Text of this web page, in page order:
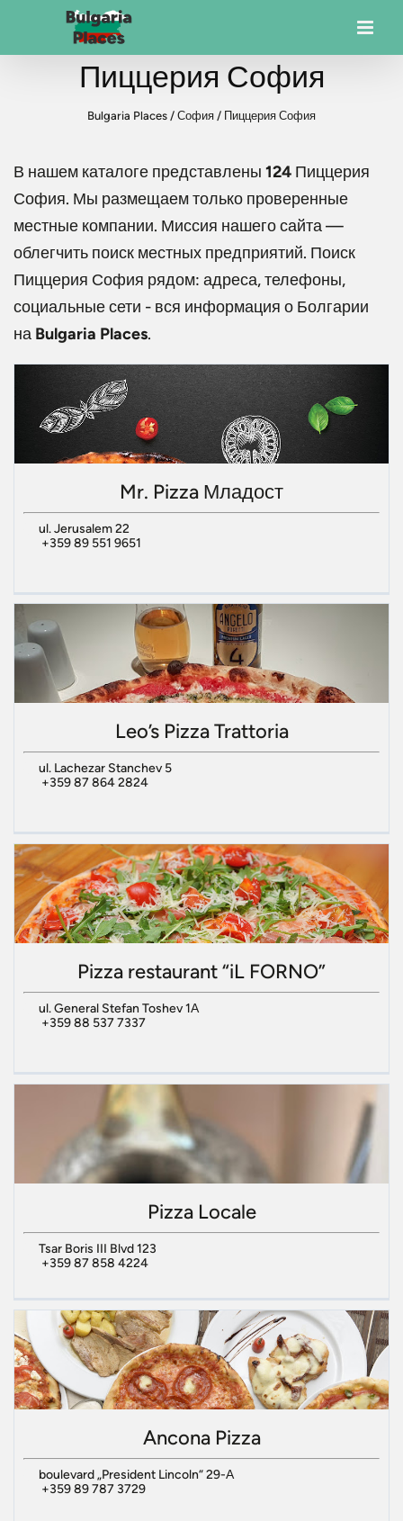
Пиццерия София
Bulgaria Places / София / Пиццерия София
В нашем каталоге представлены 124 Пиццерия
София. Мы размещаем только проверенные
местные компании. Миссия нашего сайта —
облегчить поиск местных предприятий. Поиск
Пиццерия София рядом: адреса, телефоны,
социальные сети - вся информация о Болгарии
на Bulgaria Places.
Mr. Pizza Младост
ul. Jerusalem 22
+359 89 551 9651
Leo’s Pizza Trattoria
ul. Lachezar Stanchev 5
+359 87 864 2824
Pizza restaurant “iL FORNO”
ul. General Stefan Toshev 1А
+359 88 537 7337
Pizza Locale
Tsar Boris III Blvd 123
+359 87 858 4224
Ancona Pizza
boulevard „President Lincoln“ 29-А
+359 89 787 3729